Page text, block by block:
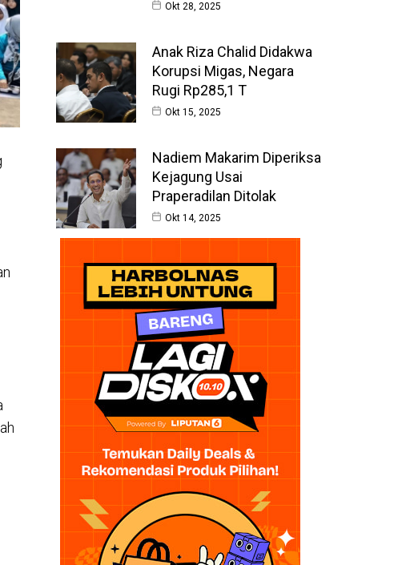
Okt 28, 2025
Anak Riza Chalid Didakwa
Korupsi Migas, Negara
Rugi Rp285,1 T
Okt 15, 2025
Nadiem Makarim Diperiksa
Kejagung Usai
Praperadilan Ditolak
Okt 14, 2025